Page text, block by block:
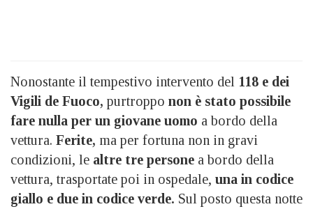
Nonostante il tempestivo intervento del 118 e dei
Vigili de Fuoco, purtroppo non è stato possibile
fare nulla per un giovane uomo a bordo della
vettura. Ferite, ma per fortuna non in gravi
condizioni, le altre tre persone a bordo della
vettura, trasportate poi in ospedale, una in codice
giallo e due in codice verde. Sul posto questa notte